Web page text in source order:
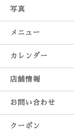
写真
メニュー
カレンダー
店舗情報
お問い合わせ
クーポン